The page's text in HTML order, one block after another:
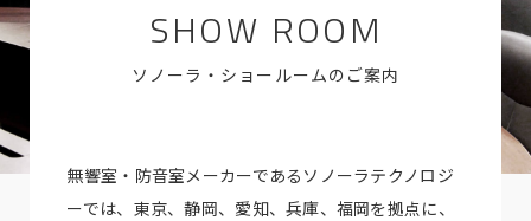
SHOW ROOM
ソノーラ・ショールームのご案内
無響室・防音室メーカーであるソノーラテクノロジ
ーでは、東京、静岡、愛知、兵庫、福岡を拠点に、